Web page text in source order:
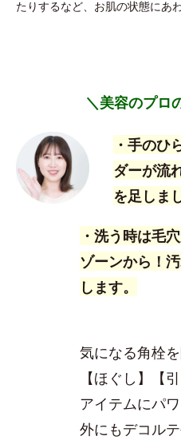
たりするなど、お肌の状態にあ
＼美容のプロ
・手のひ
ダーが流
を足しま
・洗う時は毛
ゾーンから！
します。
気になる角栓
【ほぐし】【
アイテムにパ
外にもデコル